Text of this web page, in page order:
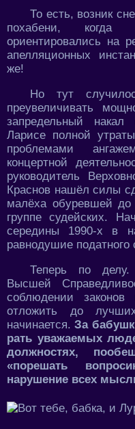
То есть, возник
похабени, когда
ориентировались на
апелляционных
же!
Но тут
преувеличивать
запредельный накал
Ларисе полной
проблемами
концертной
руководитель
Краснов нашёл силы
малёха обуревшей до
группе судейских.
середины 1990-х в
равнодушие податного
Теперь по делу.
Высшей
соблюдении
отложить до
начинается.За
рать уважаемых
должностях,
«порешать
нарушение всех